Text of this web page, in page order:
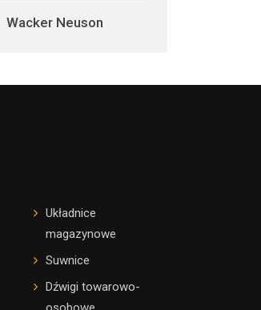
Wacker Neuson
Układnice
magazynowe
Suwnice
Dźwigi towarowo-